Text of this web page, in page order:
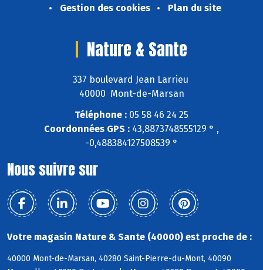
Gestion des cookies
Plan du site
Nature & Sante
337 boulevard Jean Larrieu
40000 Mont-de-Marsan
Téléphone : 05 58 46 24 25
Coordonnées GPS : 43,8873748555129 ° ,
-0,488384127508539 °
Nous suivre sur
Votre magasin Nature & Sante (40000) est proche de :
40000 Mont-de-Marsan, 40280 Saint-Pierre-du-Mont, 40090